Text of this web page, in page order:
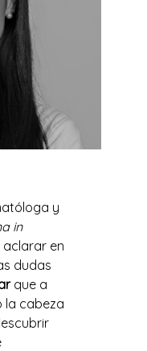
y
in
en
dudas
que a
la cabeza